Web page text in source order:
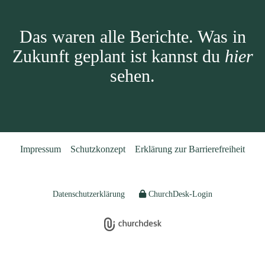
Das waren alle Berichte. Was in
Zukunft geplant ist kannst du hier
sehen.
Impressum Schutzkonzept Erklärung zur Barrierefreiheit
Datenschutzerklärung ChurchDesk-Login